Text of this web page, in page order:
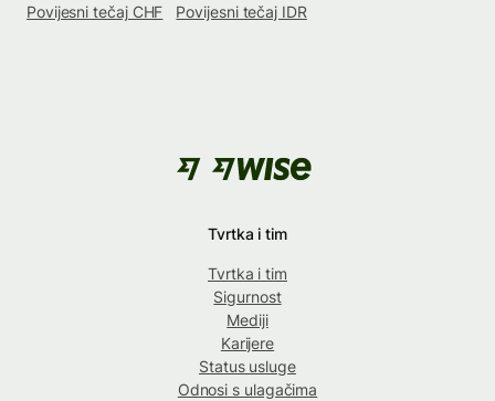
Povijesni tečaj CHF
Povijesni tečaj IDR
Tvrtka i tim
Tvrtka i tim
Sigurnost
Mediji
Karijere
Status usluge
Odnosi s ulagačima